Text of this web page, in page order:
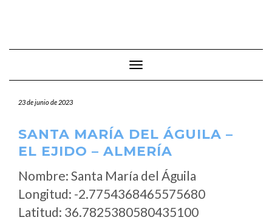
Cambiar modo de navegación
23 de junio de 2023
SANTA MARÍA DEL ÁGUILA –
EL EJIDO – ALMERÍA
Nombre: Santa María del Águila
Longitud: -2.7754368465575680
Latitud: 36.7825380580435100